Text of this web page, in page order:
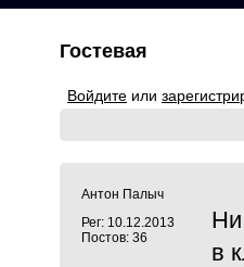
Гостевая
Войдите или
Антон Палыч
Рег: 10.12.2013
Постов: 36
в